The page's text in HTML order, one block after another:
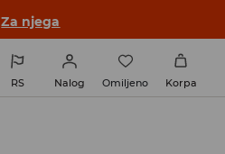
Za njega
RS Nalog Omiljeno Korpa